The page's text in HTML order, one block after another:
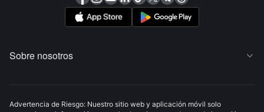
Sobre nosotros 
Advertencia de Riesgo: Nuestro sitio web y aplicación móvil solo